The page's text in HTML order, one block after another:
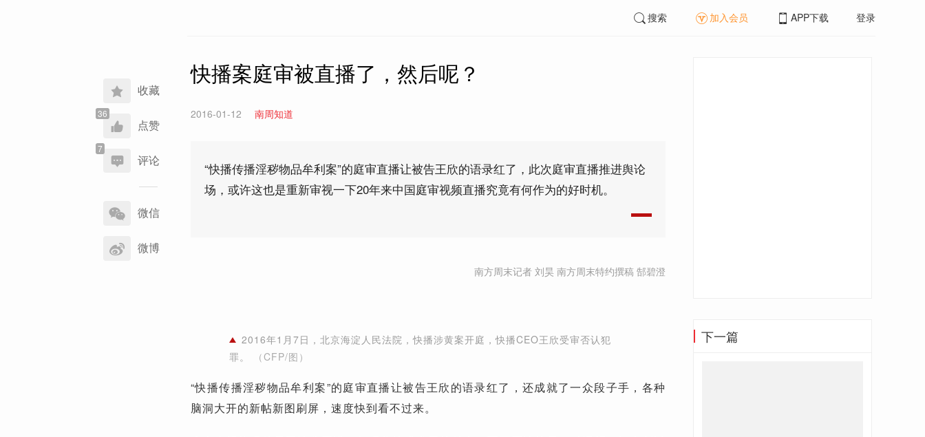
收藏
点赞
评论
享
到
微信
微博
搜索 加入会员 APP下载 登录
快播案庭审被直播了，然后呢？
2016-01-12 南周知道
“快播传播淫秽物品牟利案”的庭审直播让被告王欣的语录红了，此次庭审直播推进舆论
场，或许这也是重新审视一下20年来中国庭审视频直播究竟有何作为的好时机。
南方周末记者 刘昊 南方周末特约撰稿 郜碧澄
2016年1月7日，北京海淀人民法院，快播涉黄案开庭，快播CEO王欣受审否认犯
罪。
（CFP/图）
“快播传播淫秽物品牟利案”的庭审直播让被告王欣的语录红了，还成就了一众段子手，各种
脑洞大开的新帖新图刷屏，速度快到看不过来。
下一篇